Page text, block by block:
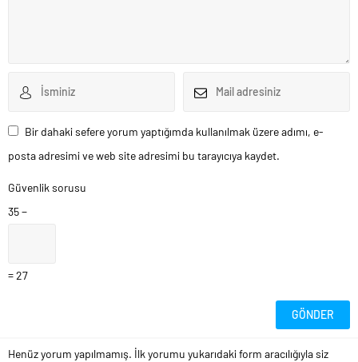
Bir dahaki sefere yorum yaptığımda kullanılmak üzere adımı, e-
posta adresimi ve web site adresimi bu tarayıcıya kaydet.
Güvenlik sorusu
35 −
= 27
Henüz yorum yapılmamış. İlk yorumu yukarıdaki form aracılığıyla siz